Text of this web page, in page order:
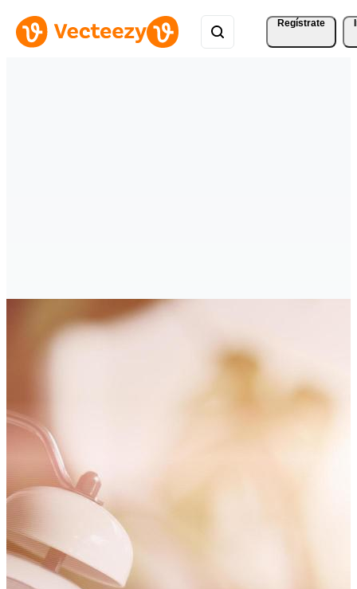
Regístrate